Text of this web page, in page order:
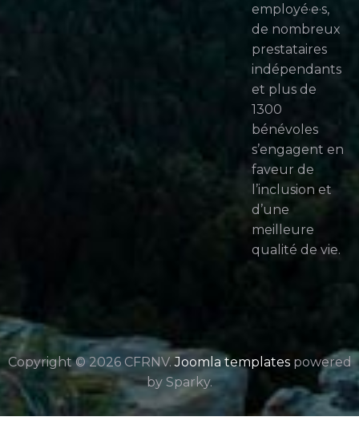
employé·e·s,
de nombreux
prestataires
indépendants
et plus de
1300
bénévoles
s’engagent en
faveur de
l’inclusion et
d’une
meilleure
qualité de vie.
Copyright © 2026 CFRNV.Joomla templatespowered
by Sparky.